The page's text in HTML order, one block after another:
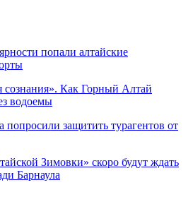
попали алтайские
сознания». Как Горный Алтай
водоемы
защитить турагентов от
Зимовки» скоро будут ждать
Барнаула